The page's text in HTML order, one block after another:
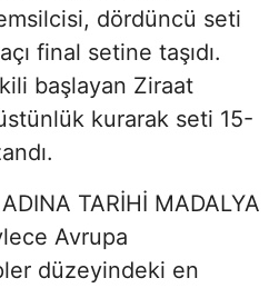
dördüncü seti
final setine taşıdı.
başlayan Ziraat
kurarak seti 15-
TARİHİ MADALYA
Avrupa
düzeyindeki en